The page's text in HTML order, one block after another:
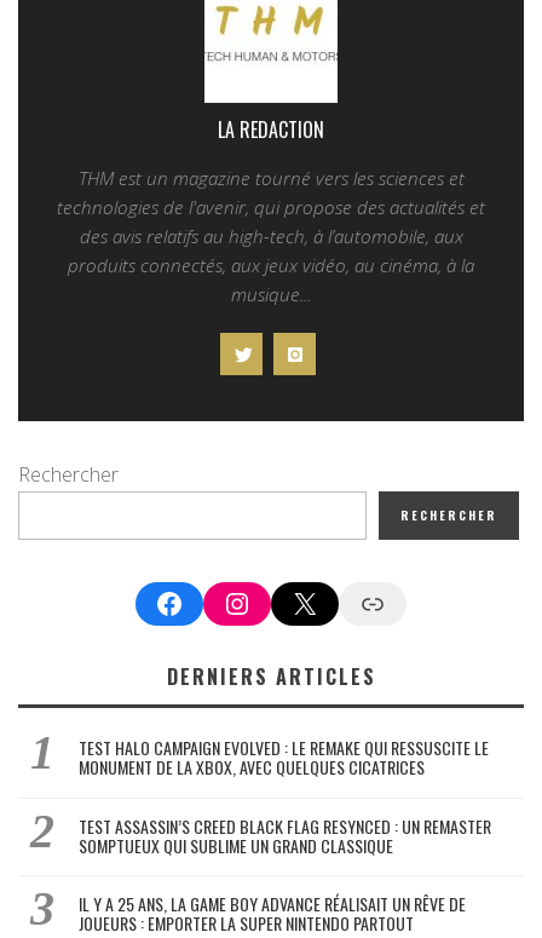
LA REDACTION
THM est un magazine tourné vers les sciences et
technologies de l'avenir, qui propose des actualités et
des avis relatifs au high-tech, à l’automobile, aux
produits connectés, aux jeux vidéo, au cinéma, à la
musique...
Rechercher
RECHERCHER
FacebookInstagram
X Google News
DERNIERS ARTICLES
TEST HALO CAMPAIGN EVOLVED : LE REMAKE QUI RESSUSCITE LE
MONUMENT DE LA XBOX, AVEC QUELQUES CICATRICES
TEST ASSASSIN’S CREED BLACK FLAG RESYNCED : UN REMASTER
SOMPTUEUX QUI SUBLIME UN GRAND CLASSIQUE
IL Y A 25 ANS, LA GAME BOY ADVANCE RÉALISAIT UN RÊVE DE
JOUEURS : EMPORTER LA SUPER NINTENDO PARTOUT